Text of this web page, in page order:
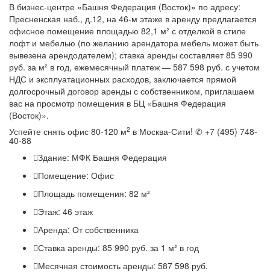
В бизнес-центре «Башня Федерация (Восток)» по адресу:
Пресненская наб., д.12, на 46-м этаже в аренду предлагается
офисное помещение площадью 82,1 м² с отделкой в стиле
лофт и мебелью (по желанию арендатора мебель может быть
вывезена арендодателем); ставка аренды составляет 85 990
руб. за м² в год, ежемесячный платеж — 587 598 руб. с учетом
НДС и эксплуатационных расходов, заключается прямой
долгосрочный договор аренды с собственником, приглашаем
вас на просмотр помещения в БЦ «Башня Федерация
(Восток)».
Успейте снять офис 80-120 м2 в Москва-Сити! ✆ +7 (495) 748-
40-88
Здание: МФК Башня Федерация
Помещение: Офис
Площадь помещения: 82 м²
Этаж: 46 этаж
Аренда: От собственника
Ставка аренды: 85 990 руб. за 1 м² в год
Месячная стоимость аренды: 587 598 руб.